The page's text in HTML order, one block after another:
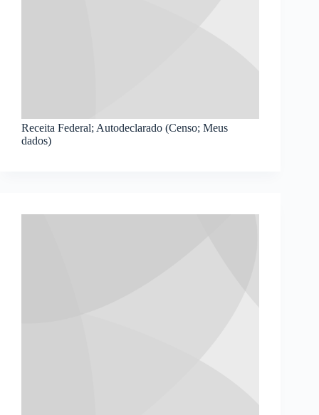
Receita Federal; Autodeclarado (Censo; Meus
dados)